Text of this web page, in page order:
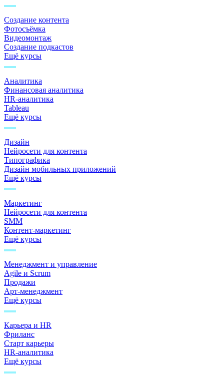
Создание контента
Фотосъёмка
Видеомонтаж
Создание подкастов
Ещё курсы
Аналитика
Финансовая аналитика
HR-аналитика
Tableau
Ещё курсы
Дизайн
Нейросети для контента
Типографика
Дизайн мобильных приложений
Ещё курсы
Маркетинг
Нейросети для контента
SMM
Контент-маркетинг
Ещё курсы
Менеджмент и управление
Agile и Scrum
Продажи
Арт-менеджмент
Ещё курсы
Карьера и HR
Фриланс
Старт карьеры
HR-аналитика
Ещё курсы